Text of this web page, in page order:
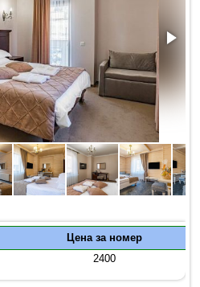
Цена за номер
2400